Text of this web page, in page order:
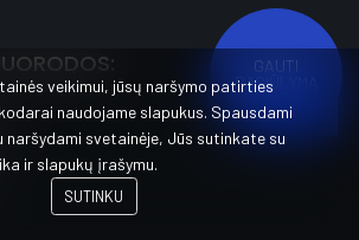
GAUTI
PASIŪLYMĄ
veikimui, jūsų naršymo patirties
naudojame slapukus. Spausdami
naršydami svetainėje, Jūs sutinkate su
ir slapukų įrašymu.
SUTINKU